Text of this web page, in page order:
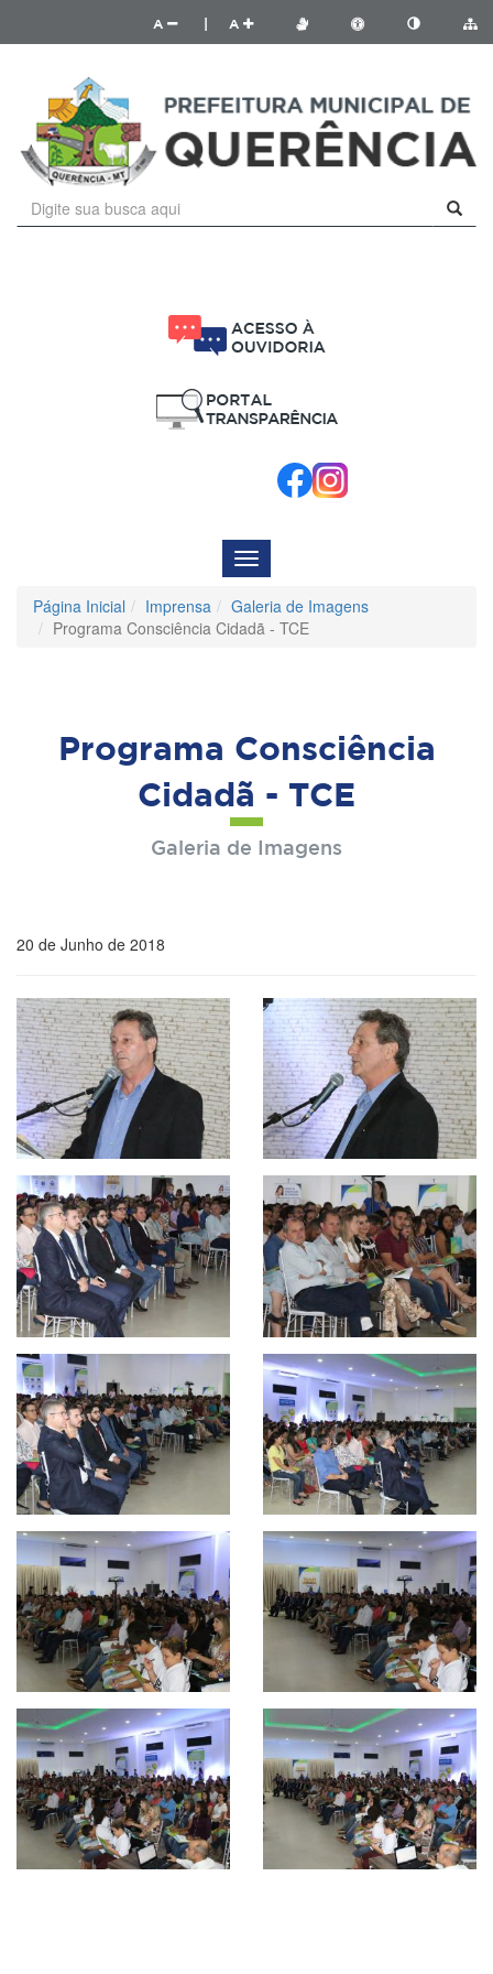
A A
Menu
de
Navegação
Página Inicial Imprensa
Galeria de Imagens
Programa Consciência Cidadã - TCE
Programa Consciência
Cidadã - TCE
Galeria de Imagens
20 de Junho de 2018